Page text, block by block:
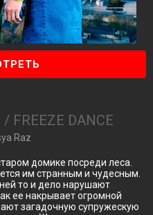
/ FREEZE DANCE
Raz
домике посреди леса.
им странным и чудесным.
то и дело нарушают
ее накрывает огромной
загадочную супружескую